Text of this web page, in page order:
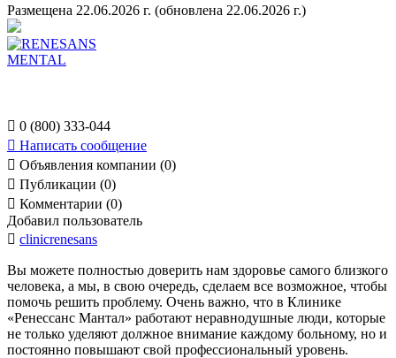
Размещена 22.06.2026 г. (обновлена 22.06.2026 г.)
 0 (800) 333-044
 Написать сообщение
 Объявления компании (0)
 Публикации (0)
 Комментарии (0)
Добавил пользователь
 clinicrenesans
Вы можете полностью доверить нам здоровье самого близкого
человека, а мы, в свою очередь, сделаем все возможное, чтобы
помочь решить проблему. Очень важно, что в Клинике
«Ренессанс Мантал» работают неравнодушные люди, которые
не только уделяют должное внимание каждому больному, но и
постоянно повышают свой профессиональный уровень.